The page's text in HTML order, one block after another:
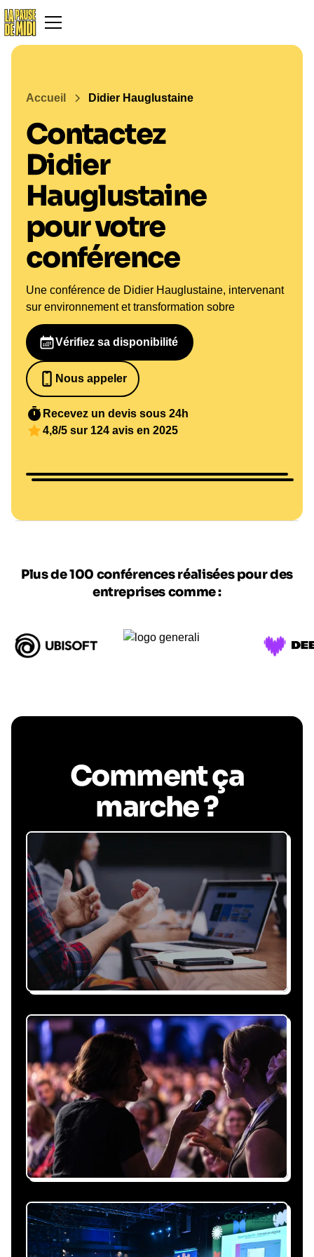
Accueil Didier Hauglustaine
Contactez
Didier
Hauglustaine
pour votre
conférence
Une conférence de Didier Hauglustaine, intervenant
sur environnement et transformation sobre
Vérifiez sa disponibilité
Nous appeler
0652698481
Recevez un devis sous 24h
4,8/5 sur 124 avis en 2025
Plus de 100 conférences réalisées pour des
entreprises comme :
Comment ça
marche ?
Recevez une proposition
sous 24h
Expliquez-nous vos besoins, on vous répond
sous 24h avec une proposition
personnalisée, claire et adaptée à votre
événement et à vos contraintes.
Nous nous occupons de
tout